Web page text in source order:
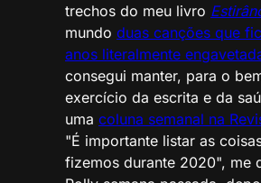
trechos do meu livro
mundo duas canções que
anos literalmente
consegui manter, para o
exercício da escrita e da
uma coluna semanal na
"É importante listar as
fizemos durante 2020", me